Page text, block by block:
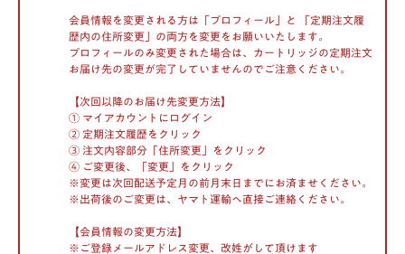
会員情報を変更される方は「プロフィール」と 「定期注文履
歴内の住所変更」の両方を変更をお願いいたします。
プロフィールのみ変更された場合は、カートリッジの定期注文
お届け先の変更が完了していませんのでご注意ください。
【次回以降のお届け先変更方法】
① マイアカウントにログイン
② 定期注文履歴をクリック
③ 注文内容部分「住所変更」をクリック
④ ご変更後、「変更」をクリック
※変更は次回配送予定月の前月末日までにお済ませください。
※出荷後のご変更は、ヤマト運輸へ直接ご連絡ください。
【会員情報の変更方法】
※ご登録メールアドレス変更、改姓がして頂けます